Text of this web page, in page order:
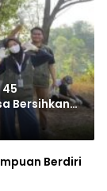
45
Bersihkan
Berdiri